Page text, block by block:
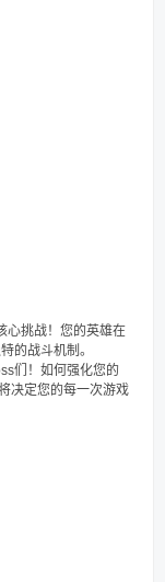
心挑战！您的英雄在
的战斗机制。
们！如何强化您的
决定您的每一次游戏